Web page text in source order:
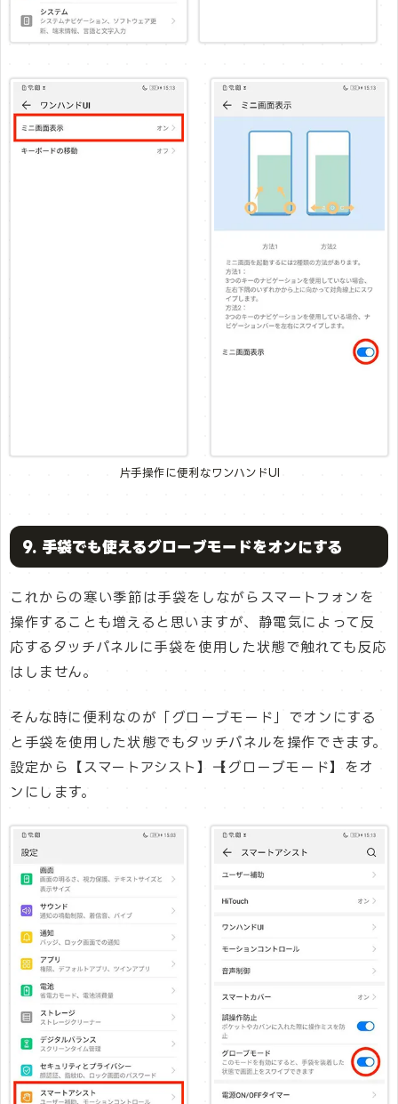
片手操作に便利なワンハンドUI
9. 手袋でも使えるグローブモードをオンにする
これからの寒い季節は手袋をしながらスマートフォンを
操作することも増えると思いますが、静電気によって反
応するタッチパネルに手袋を使用した状態で触れても反応
はしません。
そんな時に便利なのが「グローブモード」でオンにする
と手袋を使用した状態でもタッチパネルを操作できます。
設定から【スマートアシスト】→【グローブモード】をオ
ンにします。